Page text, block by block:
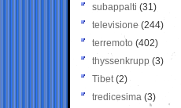
subappalti (31)
televisione(244)
terremoto (402)
thyssenkrupp (3)
Tibet(2)
tredicesima (3)